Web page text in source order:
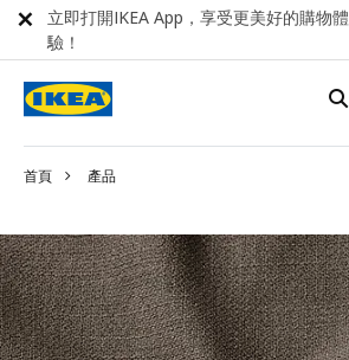
首頁 產品
立即打開IKEA App，享受更美好的購物體
驗！